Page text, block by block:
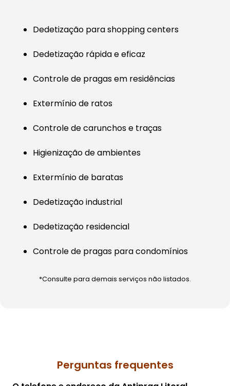
Dedetização para shopping centers
Dedetização rápida e eficaz
Controle de pragas em residências
Extermínio de ratos
Controle de carunchos e traças
Higienização de ambientes
Extermínio de baratas
Dedetização industrial
Dedetização residencial
Controle de pragas para condomínios
*Consulte para demais serviços não listados.
Perguntas frequentes